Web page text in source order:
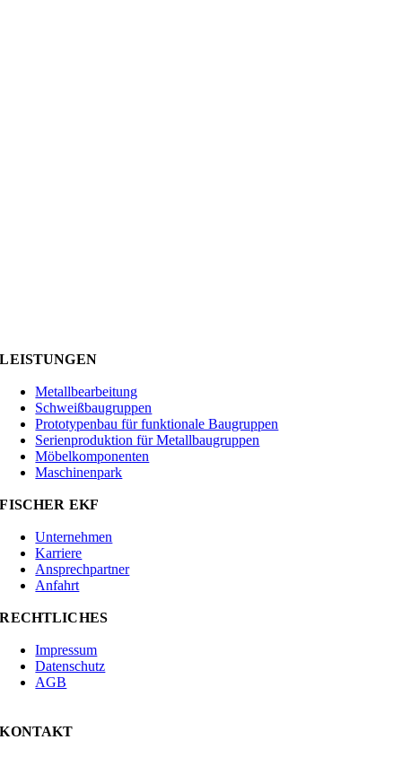
LEISTUNGEN
Metallbearbeitung
Schweißbaugruppen
Prototypenbau für funktionale Baugruppen
Serienproduktion für Metallbaugruppen
Möbelkomponenten
Maschinenpark
FISCHER EKF
Unternehmen
Karriere
Ansprechpartner
Anfahrt
RECHTLICHES
Impressum
Datenschutz
AGB
KONTAKT